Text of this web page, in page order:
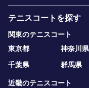
テニスコートを探す
関東のテニスコート
東京都
神奈川県
千葉県
群馬県
近畿のテニスコート